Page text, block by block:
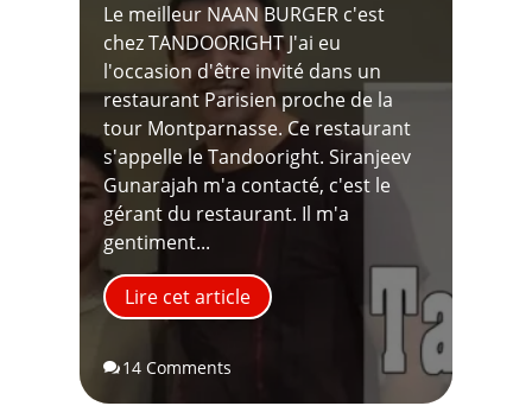
Le meilleur NAAN BURGER c'est
chez TANDOORIGHT J'ai eu
l'occasion d'être invité dans un
restaurant Parisien proche de la
tour Montparnasse. Ce restaurant
s'appelle le Tandooright. Siranjeev
Gunarajah m'a contacté, c'est le
gérant du restaurant. Il m'a
gentiment...
Lire cet article
 14 Comments